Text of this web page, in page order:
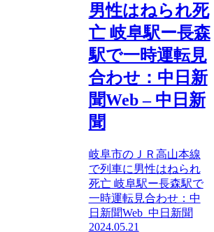
男性はねられ死
亡 岐阜駅ー長森
駅で一時運転見
合わせ：中日新
聞Web – 中日新
聞
岐阜市のＪＲ高山本線
で列車に男性はねられ
死亡 岐阜駅ー長森駅で
一時運転見合わせ：中
日新聞Web 中日新聞
2024.05.21